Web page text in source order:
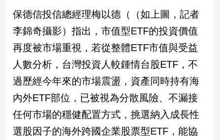
情
藝
術
／
文
創
／
影
推
薦
科
保德信投信總經理梅以德（（如上圖，記者
李錦奇攝影）指出，市值型ETF的投資價值
再度被市場重視，若從整體ETF市值與受益
人數分析，台灣投資人較鍾情台股ETF，不
過歷經今年來的市場震盪，資產同時持有海
內外ETF部位，已被視為分散風險、不漏接
任何市場的穩健配置方式，挑選納入成長性
選股因子的海外跨國企業股票型ETF，能協